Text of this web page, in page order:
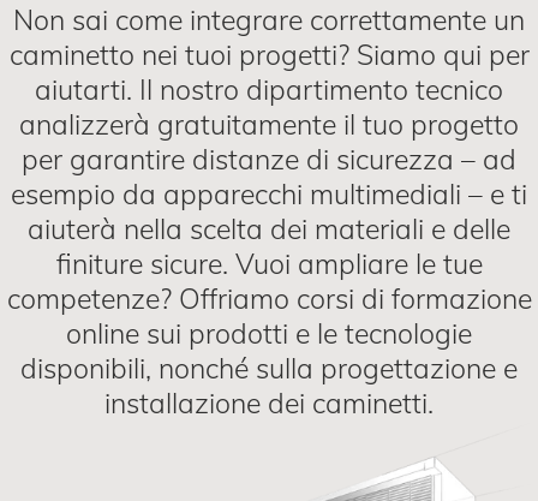
Non sai come integrare correttamente un
caminetto nei tuoi progetti? Siamo qui per
aiutarti. Il nostro dipartimento tecnico
analizzerà gratuitamente il tuo progetto
per garantire distanze di sicurezza – ad
esempio da apparecchi multimediali – e ti
aiuterà nella scelta dei materiali e delle
finiture sicure. Vuoi ampliare le tue
competenze? Offriamo corsi di formazione
online sui prodotti e le tecnologie
disponibili, nonché sulla progettazione e
installazione dei caminetti.